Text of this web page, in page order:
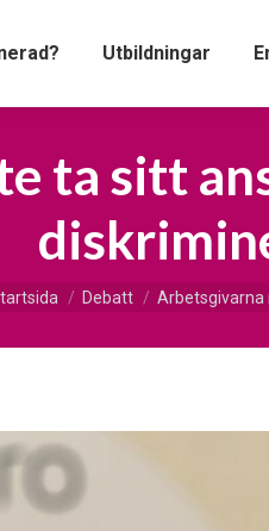
Utbildningar
ta sitt
är här:
Debatt Arbetsgivarna